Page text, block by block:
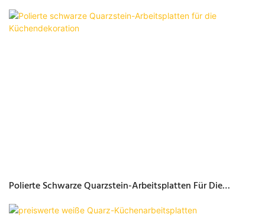
Material zeichnet sich durch folgende Eigenschaften aus:
Polierte Schwarze Quarzstein-Arbeitsplatten Für Die
Küchendekoration